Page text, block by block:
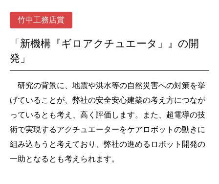
竹中工務店賞
「新機構『ギロアクチュエータ」』の開
発」
研究の背景に、地震や洪水等の自然災害への対策を挙
げていることが、弊社の安全安心建築の考え方につなが
っているとも考え、高く評価します。また、超電導の技
術で実現するアクチュエーターをケアロボットの動きに
組み込もうと考えており、弊社の進めるロボット開発の
一助となるとも考えられます。